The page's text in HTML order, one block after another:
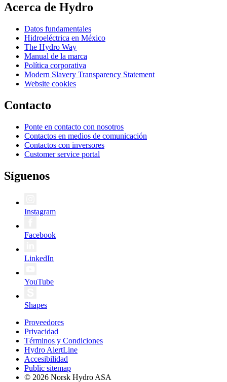
Acerca de Hydro
Datos fundamentales
Hidroeléctrica en México
The Hydro Way
Manual de la marca
Política corporativa
Modern Slavery Transparency Statement
Website cookies
Contacto
Ponte en contacto con nosotros
Contactos en medios de comunicación
Contactos con inversores
Customer service portal
Síguenos
Instagram
Facebook
LinkedIn
YouTube
Shapes
Proveedores
Privacidad
Términos y Condiciones
Hydro AlertLine
Accesibilidad
Public sitemap
© 2026 Norsk Hydro ASA